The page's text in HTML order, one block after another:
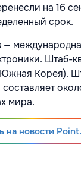
на 16
срок.
—
Штаб-
Корея).
мира.
на новости